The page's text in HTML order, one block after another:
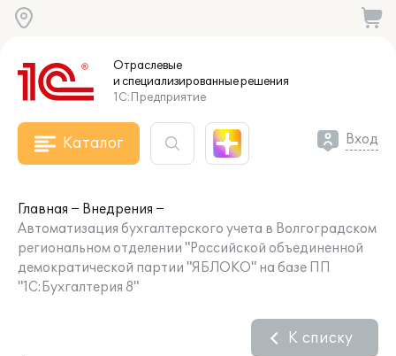
Отраслевые
и специализированныерешения
1С:Предприятие
Каталог Вход
Главная
Внедрения
Автоматизация бухгалтерского учета в Волгоградском
региональном отделении "Российской объединенной
демократической партии "ЯБЛОКО" на базе ПП
"1С:Бухгалтерия 8"
К списку